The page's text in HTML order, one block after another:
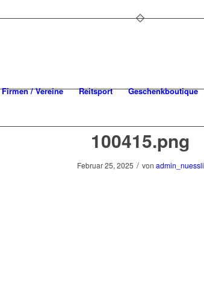
Firmen / Vereine Reitsport Geschenkboutique
100415.png
Februar 25, 2025 / von admin_nuessli